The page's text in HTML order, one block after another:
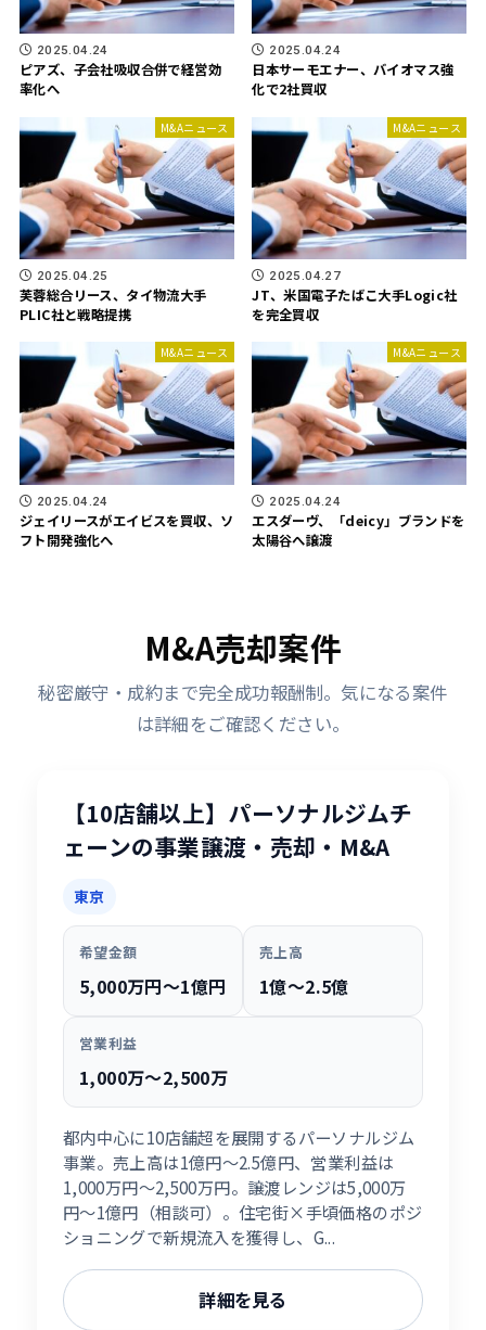
2025.04.24
ピアズ、子会社吸収合併で経営効
率化へ
2025.04.24
日本サーモエナー、バイオマス強
化で2社買収
M&Aニュース
2025.04.25
芙蓉総合リース、タイ物流大手
PLIC社と戦略提携
M&Aニュース
2025.04.27
JT、米国電子たばこ大手Logic社
を完全買収
M&Aニュース
2025.04.24
ジェイリースがエイビスを買収、ソ
フト開発強化へ
M&Aニュース
2025.04.24
エスダーヴ、「deicy」ブランドを
太陽谷へ譲渡
M&A売却案件
秘密厳守・成約まで完全成功報酬制。気になる案件
は詳細をご確認ください。
【10店舗以上】パーソナルジムチ
ェーンの事業譲渡・売却・M&A
東京
希望金額
5,000万円〜1億円
売上高
1億〜2.5億
営業利益
1,000万〜2,500万
都内中心に10店舗超を展開するパーソナルジム
事業。売上高は1億円〜2.5億円、営業利益は
1,000万円〜2,500万円。譲渡レンジは5,000万
円〜1億円（相談可）。住宅街×手頃価格のポジ
ショニングで新規流入を獲得し、G...
詳細を見る